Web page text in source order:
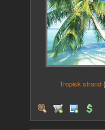
Tropisk strand